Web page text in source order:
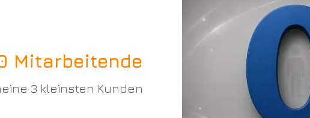
Mitarbeitende
3 kleinsten Kunden